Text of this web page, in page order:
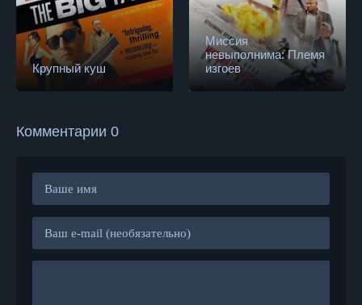
Крупный куш
Миссия
невыполнима: Племя
изгоев
Комментарии 0